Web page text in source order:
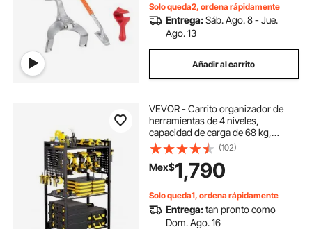
Solo queda2, ordena rápidamente
Entrega:Sáb. Ago. 8 - Jue.
Ago. 13
Añadir al carrito
VEVOR - Carrito organizador de
herramientas de 4 niveles,
capacidad de carga de 68 kg,
soporte para taladro con ruedas y
estante de almacenamiento estable,
carrito de almacenamiento
resistente para garaje, color negro
(102)
Mex$1,790
Solo queda1, ordena rápidamente
Entrega:tan pronto como
Dom. Ago. 16